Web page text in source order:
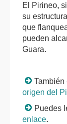
El Pirineo,
su
que
pueden
Guara.
También
origen del
Puedes
enlace.